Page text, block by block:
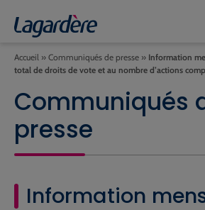
Accueil » Communiqués de presse » Information
total de droits de vote et au nombre d’actions
Communiqués
presse
Information